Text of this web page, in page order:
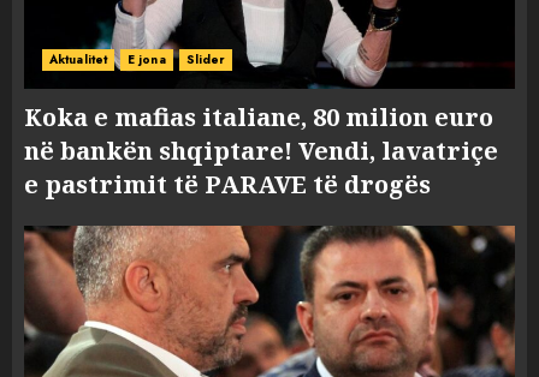
Aktualitet E jona Slider
Koka e mafias italiane, 80 milion euro
në bankën shqiptare! Vendi, lavatriçe
e pastrimit të PARAVE të drogës